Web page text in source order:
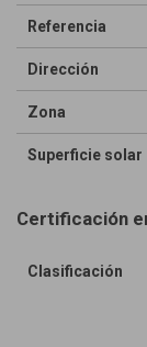
Referencia
Dirección
Zona
Superficie solar
Certificación
Clasificación